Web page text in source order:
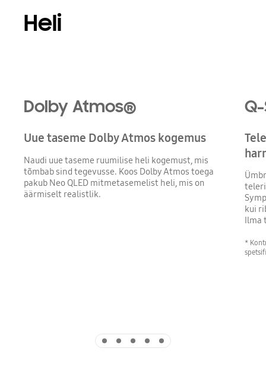
Heli
Dolby Atmos®
Uue taseme Dolby Atmos kogemus
Naudi uue taseme ruumilise heli kogemust, mis
tõmbab sind tegevusse. Koos Dolby Atmos toega
pakub Neo QLED mitmetasemelist heli, mis on
äärmiselt realistlik.
kui
Ilma
*